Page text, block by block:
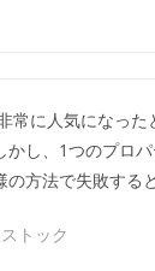
常に人気になっ
かし、1つのプロ
方法で失敗する
トック